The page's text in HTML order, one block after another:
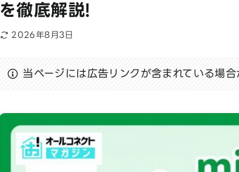
を徹底解説!
2026年8月3日
当ページには広告リンクが含まれている場合